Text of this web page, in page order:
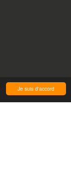
Je suis d'accord